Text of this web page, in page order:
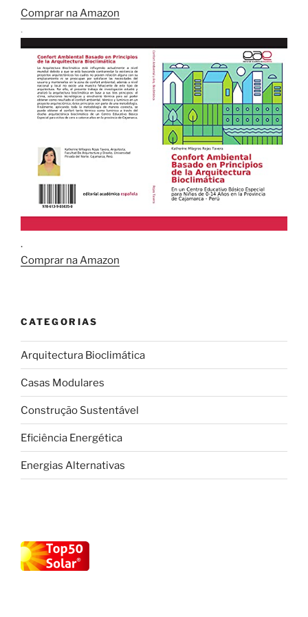
Comprar na Amazon
.
.
Comprar na Amazon
CATEGORIAS
Arquitectura Bioclimática
Casas Modulares
Construção Sustentável
Eficiência Energética
Energias Alternativas